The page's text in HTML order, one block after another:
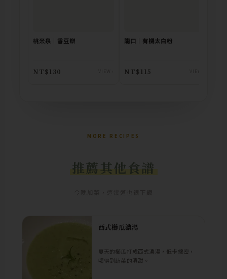
桃米泉｜香豆瓣
NT$130
龍口｜有機太白粉
NT$115
MORE RECIPES
推薦其他食譜
西式櫛瓜濃湯
夏天的櫛瓜打成西式濃湯，低卡綿密，
喝得到蔬菜的清甜。